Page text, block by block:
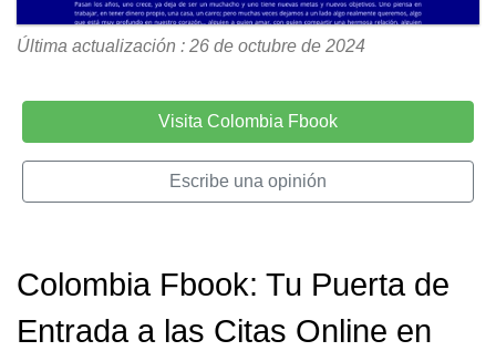
Última actualización : 26 de octubre de 2024
Visita Colombia Fbook
Escribe una opinión
Colombia Fbook: Tu Puerta de
Entrada a las Citas Online en